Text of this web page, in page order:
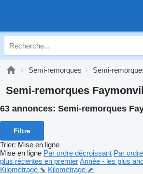
Semi-remorques Semi-
Semi-remorques
63 annonces: Semi-remorques
Filtre
Trier: Mise en ligne
Mise en ligne Par ordre décroissant Par
plus récentes en premierAnnée - les plus
Kilométrage ⬊ Kilométrage ⬈